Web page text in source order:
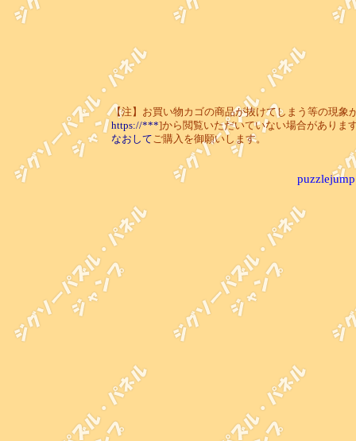
【注】お買い物カゴの商品が抜けてしまう等の現象
https://***]から閲覧いただいていない場合がありま
なおしてご購入を御願いします。